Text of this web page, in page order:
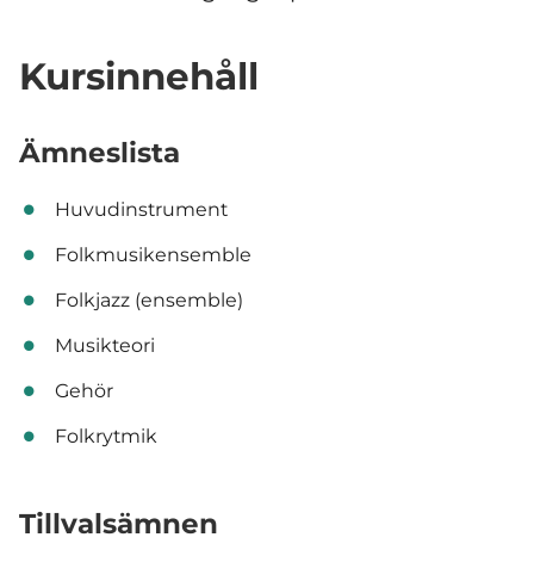
Kursinnehåll
Ämneslista
Huvudinstrument
Folkmusikensemble
Folkjazz (ensemble)
Musikteori
Gehör
Folkrytmik
Tillvalsämnen